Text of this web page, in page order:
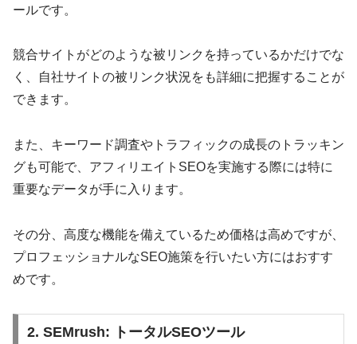
ールです。
競合サイトがどのような被リンクを持っているかだけでな
く、自社サイトの被リンク状況をも詳細に把握することが
できます。
また、キーワード調査やトラフィックの成長のトラッキン
グも可能で、アフィリエイトSEOを実施する際には特に
重要なデータが手に入ります。
その分、高度な機能を備えているため価格は高めですが、
プロフェッショナルなSEO施策を行いたい方にはおすす
めです。
2. SEMrush: トータルSEOツール